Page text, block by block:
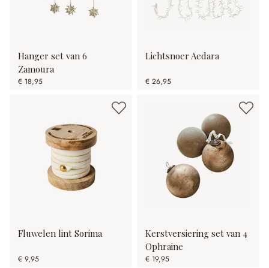
Hanger set van 6
Zamoura
€ 18,95
Lichtsnoer Aedara
€ 26,95
Fluwelen lint Sorima
€ 9,95
Kerstversiering set van 4
Ophraine
€ 19,95